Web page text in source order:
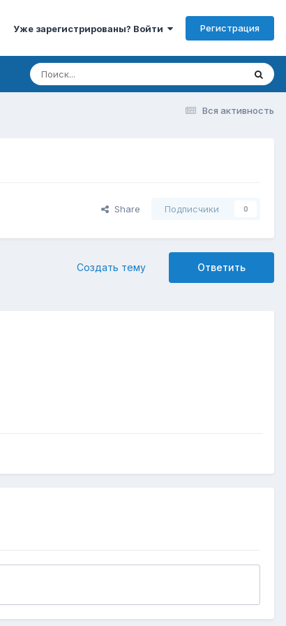
Уже зарегистрированы? Войти Регистрация
Вся активность
Share Подписчики 0
Ответить
Создать тему